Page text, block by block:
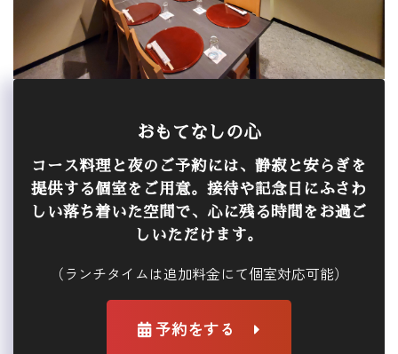
おもてなしの心
コース料理と夜のご予約には、静寂と安らぎを
提供する個室をご用意。接待や記念日にふさわ
しい落ち着いた空間で、心に残る時間をお過ご
しいただけます。
（ランチタイムは追加料金にて個室対応可能）
予約をする